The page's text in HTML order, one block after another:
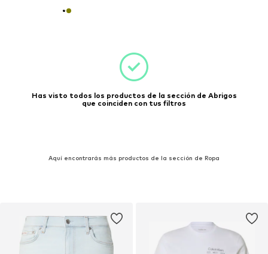
Has visto todos los productos de la sección de Abrigos
que coinciden con tus filtros
Aquí encontrarás más productos de la sección de Ropa